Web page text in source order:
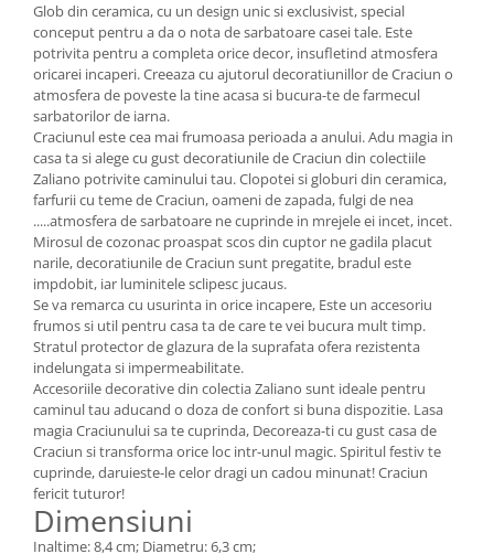
Glob din ceramica, cu un design unic si exclusivist, special
conceput pentru a da o nota de sarbatoare casei tale. Este
potrivita pentru a completa orice decor, insufletind atmosfera
oricarei incaperi. Creeaza cu ajutorul decoratiunillor de Craciun o
atmosfera de poveste la tine acasa si bucura-te de farmecul
sarbatorilor de iarna.
Craciunul este cea mai frumoasa perioada a anului. Adu magia in
casa ta si alege cu gust decoratiunile de Craciun din colectiile
Zaliano potrivite caminului tau. Clopotei si globuri din ceramica,
farfurii cu teme de Craciun, oameni de zapada, fulgi de nea
.....atmosfera de sarbatoare ne cuprinde in mrejele ei incet, incet.
Mirosul de cozonac proaspat scos din cuptor ne gadila placut
narile, decoratiunile de Craciun sunt pregatite, bradul este
impdobit, iar luminitele sclipesc jucaus.
Se va remarca cu usurinta in orice incapere, Este un accesoriu
frumos si util pentru casa ta de care te vei bucura mult timp.
Stratul protector de glazura de la suprafata ofera rezistenta
indelungata si impermeabilitate.
Accesoriile decorative din colectia Zaliano sunt ideale pentru
caminul tau aducand o doza de confort si buna dispozitie. Lasa
magia Craciunului sa te cuprinda, Decoreaza-ti cu gust casa de
Craciun si transforma orice loc intr-unul magic. Spiritul festiv te
cuprinde, daruieste-le celor dragi un cadou minunat! Craciun
fericit tuturor!
Dimensiuni
Inaltime: 8,4 cm; Diametru: 6,3 cm;